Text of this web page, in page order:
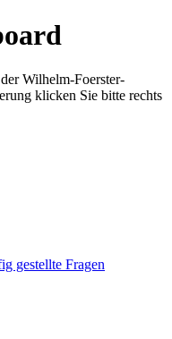
Wilhelm-Foerster-
klicken Sie bitte rechts
gestellte Fragen